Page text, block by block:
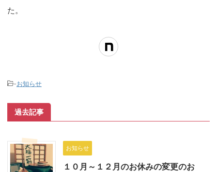
た。
-お知らせ
過去記事
お知らせ
１０月～１２月のお休みの変更のお